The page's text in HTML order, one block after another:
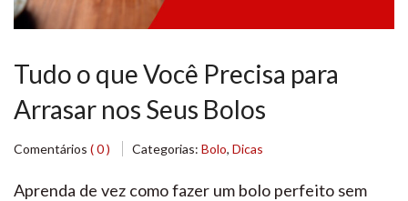
Tudo o que Você Precisa para
Arrasar nos Seus Bolos
Comentários ( 0 ) Categorias: Bolo, Dicas
Aprenda de vez como fazer um bolo perfeito sem